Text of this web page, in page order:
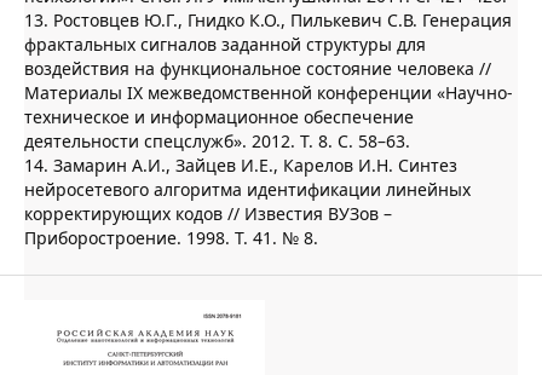
13. Ростовцев Ю.Г., Гнидко К.О., Пилькевич С.В. Генерация
фрактальных сигналов заданной структуры для
воздействия на функциональное состояние человека //
Материалы IX межведомственной конференции «Научно-
техническое и информационное обеспечение
деятельности спецслужб». 2012. Т. 8. С. 58–63.
14. Замарин А.И., Зайцев И.Е., Карелов И.Н. Синтез
нейросетевого алгоритма идентификации линейных
корректирующих кодов // Известия ВУЗов –
Приборостроение. 1998. Т. 41. № 8.